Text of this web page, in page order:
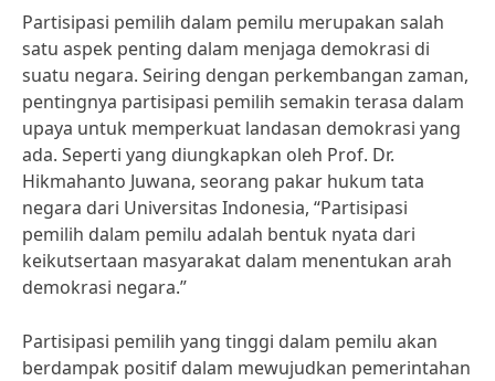
Partisipasi pemilih dalam pemilu merupakan salah
satu aspek penting dalam menjaga demokrasi di
suatu negara. Seiring dengan perkembangan zaman,
pentingnya partisipasi pemilih semakin terasa dalam
upaya untuk memperkuat landasan demokrasi yang
ada. Seperti yang diungkapkan oleh Prof. Dr.
Hikmahanto Juwana, seorang pakar hukum tata
negara dari Universitas Indonesia, “Partisipasi
pemilih dalam pemilu adalah bentuk nyata dari
keikutsertaan masyarakat dalam menentukan arah
demokrasi negara.”
Partisipasi pemilih yang tinggi dalam pemilu akan
berdampak positif dalam mewujudkan pemerintahan